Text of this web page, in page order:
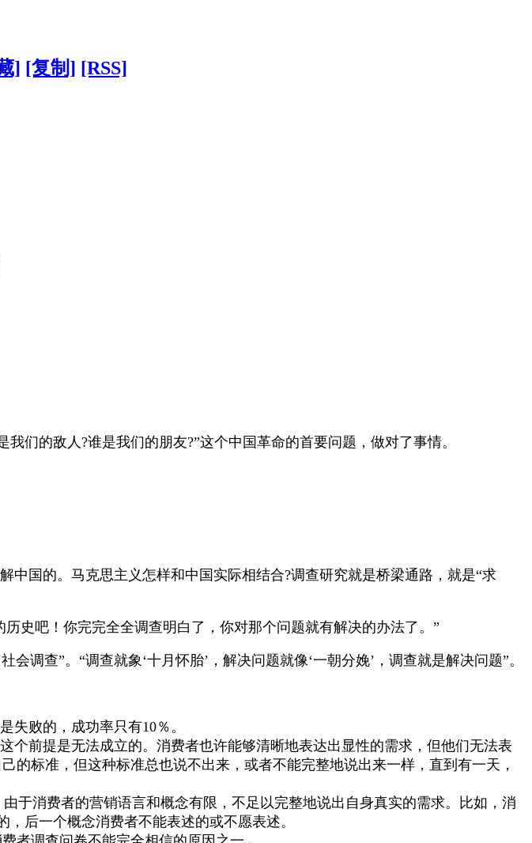
] [复制] [RSS]
我们的敌人?谁是我们的朋友?”这个中国革命的首要问题，做对了事情。
中国的。马克思主义怎样和中国实际相结合?调查研究就是桥梁通路，就是“求
史吧！你完完全全调查明白了，你对那个问题就有解决的办法了。 ”
会调查”。 “调查就象‘十月怀胎’ ，解决问题就像‘一朝分娩’ ，调查就是解决问题”。
失败的，成功率只有10％。
前提是无法成立的。消费者也许能够清晰地表达出显性的需求，但他们无法表
标准，但这种标准总也说不出来，或者不能完整地说出来一样，直到有一天，
于消费者的营销语言和概念有限，不足以完整地说出自身真实的需求。比如，消
后一个概念消费者不能表述的或不愿表述。